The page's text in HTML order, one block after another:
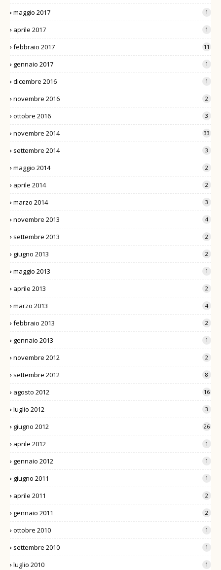
maggio 2017 1
aprile 2017 1
febbraio 2017 11
gennaio 2017 1
dicembre 2016 1
novembre 2016 2
ottobre 2016 3
novembre 2014 33
settembre 2014 3
maggio 2014 2
aprile 2014 2
marzo 2014 3
novembre 2013 4
settembre 2013 2
giugno 2013 2
maggio 2013 1
aprile 2013 2
marzo 2013 4
febbraio 2013 2
gennaio 2013 1
novembre 2012 2
settembre 2012 8
agosto 2012 16
luglio 2012 3
giugno 2012 26
aprile 2012 1
gennaio 2012 1
giugno 2011 1
aprile 2011 2
gennaio 2011 2
ottobre 2010 1
settembre 2010 1
luglio 2010 1